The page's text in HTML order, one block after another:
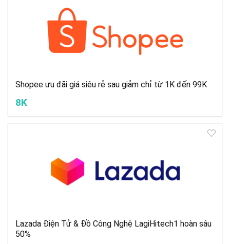
Shopee ưu đãi giá siêu rẻ sau giảm chỉ từ 1K đến 99K
8K
Lazada Điện Tử & Đồ Công Nghệ LagiHitech1 hoàn sâu
50%